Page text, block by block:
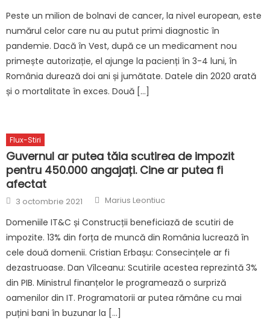
Peste un milion de bolnavi de cancer, la nivel european, este
numărul celor care nu au putut primi diagnostic în
pandemie. Dacă în Vest, după ce un medicament nou
primește autorizație, el ajunge la pacienți în 3-4 luni, în
România durează doi ani și jumătate. Datele din 2020 arată
și o mortalitate în exces. Două […]
Flux-Stiri
Guvernul ar putea tăia scutirea de impozit
pentru 450.000 angajați. Cine ar putea fi
afectat
Posted
on
3 octombrie 2021 Author
Marius Leontiuc
Domeniile IT&C și Construcții beneficiază de scutiri de
impozite. 13% din forța de muncă din România lucrează în
cele două domenii. Cristian Erbașu: Consecințele ar fi
dezastruoase. Dan Vîlceanu: Scutirile acestea reprezintă 3%
din PIB. Ministrul finanțelor le programează o surpriză
oamenilor din IT. Programatorii ar putea rămâne cu mai
puțini bani în buzunar la […]